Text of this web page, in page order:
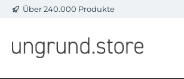
Hauptinhalt springen
Zur Suche springen
Zur Hauptnavigation springen
Über 240.000 Produkte